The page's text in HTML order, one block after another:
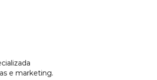
e marketing.